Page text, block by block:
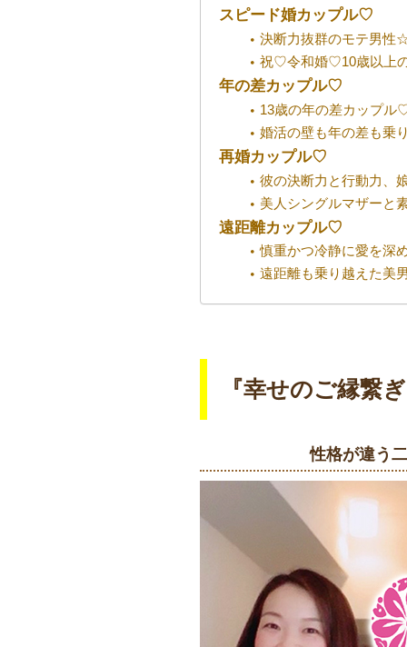
スピード婚カップル♡
決断力抜群のモテ男性
祝♡令和婚♡10歳以上
年の差カップル♡
13歳の年の差カップル
婚活の壁も年の差も乗
再婚カップル♡
彼の決断力と行動力、
美人シングルマザーと
遠距離カップル♡
慎重かつ冷静に愛を深
遠距離も乗り越えた美
『幸せのご縁繋
性格が違う